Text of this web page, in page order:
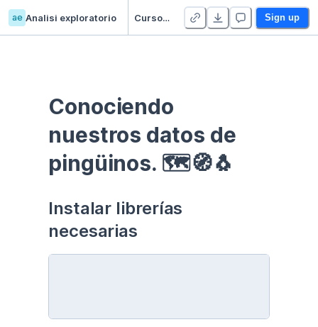
ae Analisi exploratorio Curso EDA - Communication - Duplicate Sign up
Conociendo
nuestros datos de
pingüinos. 🗺🧭🐧
Instalar librerías
necesarias